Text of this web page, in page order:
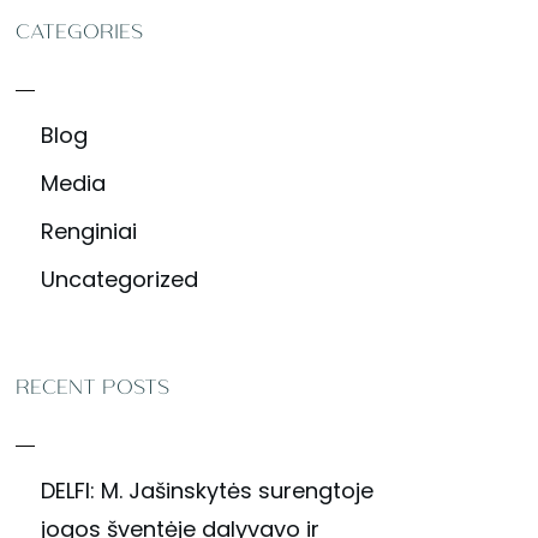
CATEGORIES
Blog
Media
Renginiai
Uncategorized
RECENT POSTS
DELFI: M. Jašinskytės surengtoje
jogos šventėje dalyvavo ir